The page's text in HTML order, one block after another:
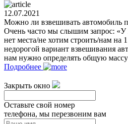
12.07.2021
Можно ли взвешивать автомобиль
Очень часто мы слышим запрос: «У
нет места/не хотим строить/нам на
недорогой вариант взвешивания
нам нужно определять общую массу
Подробнее
Закрыть окно
Оставьте свой номер
телефона, мы перезвоним вам